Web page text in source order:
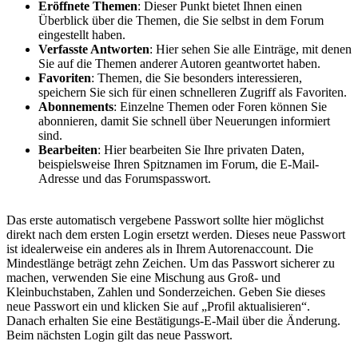
Eröffnete Themen: Dieser Punkt bietet Ihnen einen
Überblick über die Themen, die Sie selbst in dem Forum
eingestellt haben.
Verfasste Antworten: Hier sehen Sie alle Einträge, mit denen
Sie auf die Themen anderer Autoren geantwortet haben.
Favoriten: Themen, die Sie besonders interessieren,
speichern Sie sich für einen schnelleren Zugriff als Favoriten.
Abonnements: Einzelne Themen oder Foren können Sie
abonnieren, damit Sie schnell über Neuerungen informiert
sind.
Bearbeiten: Hier bearbeiten Sie Ihre privaten Daten,
beispielsweise Ihren Spitznamen im Forum, die E-Mail-
Adresse und das Forumspasswort.
Das erste automatisch vergebene Passwort sollte hier möglichst
direkt nach dem ersten Login ersetzt werden. Dieses neue Passwort
ist idealerweise ein anderes als in Ihrem Autorenaccount. Die
Mindestlänge beträgt zehn Zeichen. Um das Passwort sicherer zu
machen, verwenden Sie eine Mischung aus Groß- und
Kleinbuchstaben, Zahlen und Sonderzeichen. Geben Sie dieses
neue Passwort ein und klicken Sie auf „Profil aktualisieren“.
Danach erhalten Sie eine Bestätigungs-E-Mail über die Änderung.
Beim nächsten Login gilt das neue Passwort.